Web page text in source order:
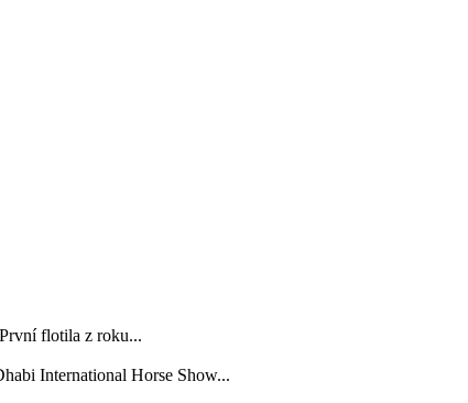
flotila z roku...
International Horse Show...